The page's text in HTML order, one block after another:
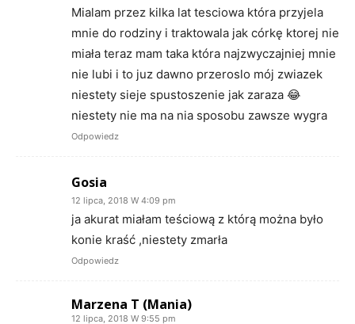
Mialam przez kilka lat tesciowa która przyjela
mnie do rodziny i traktowala jak córkę ktorej nie
miała teraz mam taka która najzwyczajniej mnie
nie lubi i to juz dawno przeroslo mój zwiazek
niestety sieje spustoszenie jak zaraza 😂
niestety nie ma na nia sposobu zawsze wygra
Odpowiedz
Gosia
12 lipca, 2018 W 4:09 pm
ja akurat miałam teściową z którą można było
konie kraść ,niestety zmarła
Odpowiedz
Marzena T (Mania)
12 lipca, 2018 W 9:55 pm